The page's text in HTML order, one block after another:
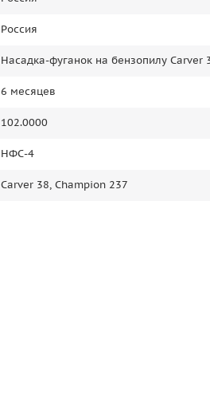
Россия
Насадка-фуганок на бензопилу
6 месяцев
102.0000
НФС-4
Carver 38, Champion 237